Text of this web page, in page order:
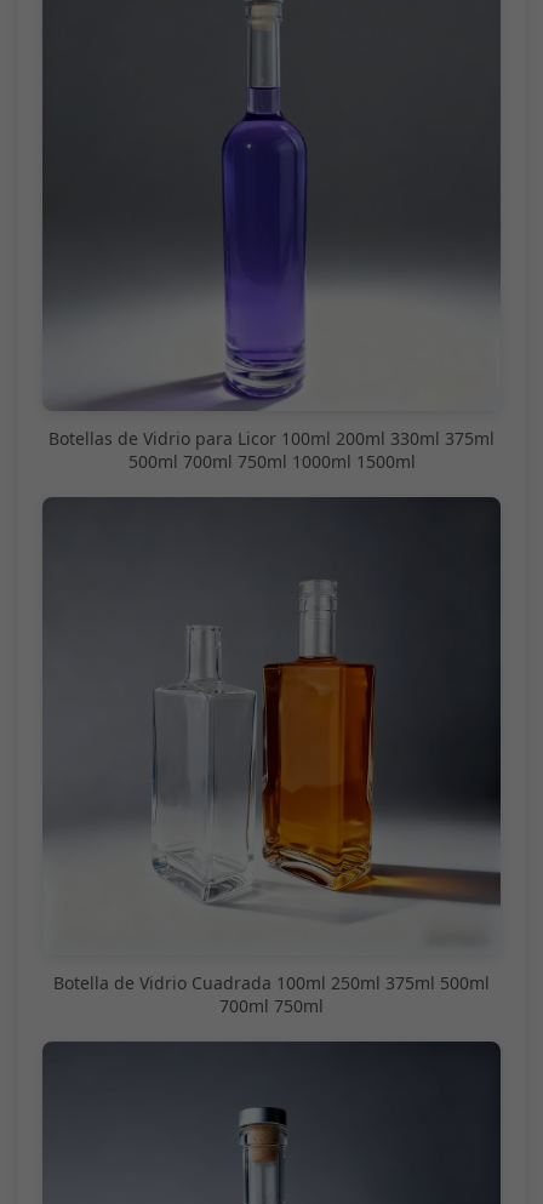
Botellas de Vidrio para Licor 100ml 200ml 330ml 375ml
500ml 700ml 750ml 1000ml 1500ml
Botella de Vidrio Cuadrada 100ml 250ml 375ml 500ml
700ml 750ml